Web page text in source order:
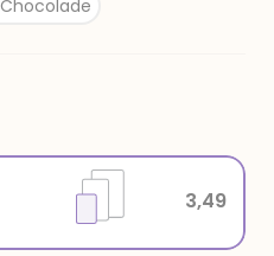
Chocolade
3,49